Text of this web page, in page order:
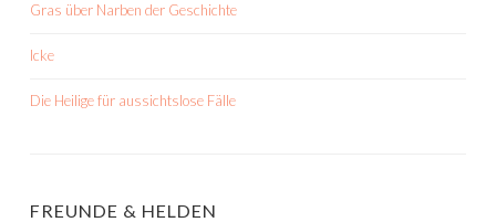
Gras über Narben der Geschichte
Icke
Die Heilige für aussichtslose Fälle
FREUNDE & HELDEN